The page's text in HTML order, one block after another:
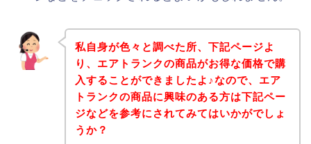
私自身が色々と調べた所、下記ページよ
り、エアトランクの商品がお得な価格で購
入することができましたよ♪なので、エア
トランクの商品に興味のある方は下記ペー
ジなどを参考にされてみてはいかがでしょ
うか？